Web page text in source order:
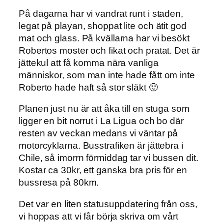
På dagarna har vi vandrat runt i staden,
legat på playan, shoppat lite och ätit god
mat och glass. På kvällarna har vi besökt
Robertos moster och fikat och pratat. Det är
jättekul att få komma nära vanliga
människor, som man inte hade fått om inte
Roberto hade haft så stor släkt 🙂
Planen just nu är att åka till en stuga som
ligger en bit norrut i La Ligua och bo där
resten av veckan medans vi väntar på
motorcyklarna. Busstrafiken är jättebra i
Chile, så imorrn förmiddag tar vi bussen dit.
Kostar ca 30kr, ett ganska bra pris för en
bussresa på 80km.
Det var en liten statusuppdatering från oss,
vi hoppas att vi får börja skriva om vårt